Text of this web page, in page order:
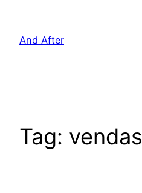
And After
Tag: vendas